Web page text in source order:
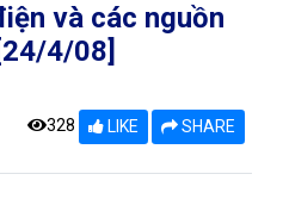
và các nguồn
4/08]
328 LIKE SHARE